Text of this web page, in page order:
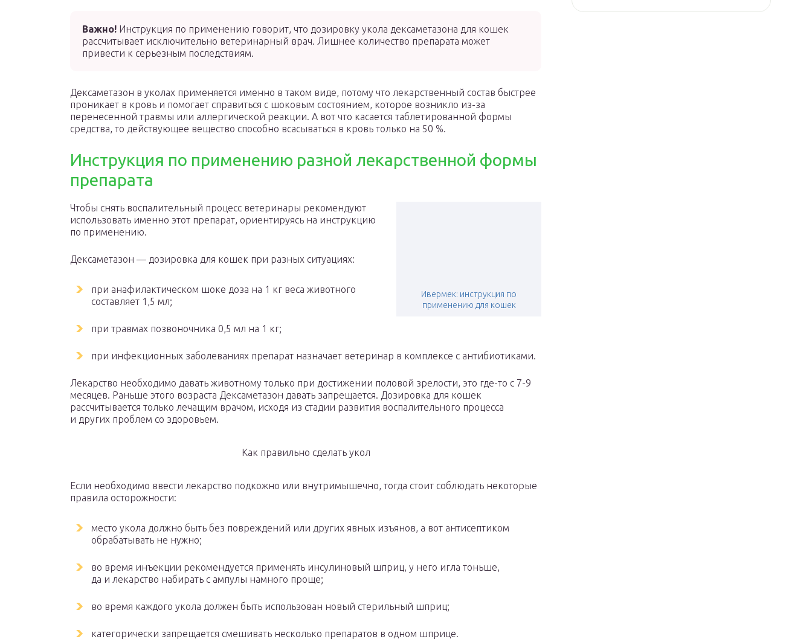
Важно! Инструкция по применению говорит, что дозировку укола дексаметазона для кошек
рассчитывает исключительно ветеринарный врач. Лишнее количество препарата может
привести к серьезным последствиям.
Дексаметазон в уколах применяется именно в таком виде, потому что лекарственный состав быстрее
проникает в кровь и помогает справиться с шоковым состоянием, которое возникло из-за
перенесенной травмы или аллергической реакции. А вот что касается таблетированной формы
средства, то действующее вещество способно всасываться в кровь только на 50 %.
Инструкция по применению разной лекарственной формы
препарата
Ивермек: инструкция по
применению для кошек
Чтобы снять воспалительный процесс ветеринары рекомендуют
использовать именно этот препарат, ориентируясь на инструкцию
по применению.
Дексаметазон — дозировка для кошек при разных ситуациях:
при анафилактическом шоке доза на 1 кг веса животного
составляет 1,5 мл;
при травмах позвоночника 0,5 мл на 1 кг;
при инфекционных заболеваниях препарат назначает ветеринар в комплексе с антибиотиками.
Лекарство необходимо давать животному только при достижении половой зрелости, это где-то с 7-9
месяцев. Раньше этого возраста Дексаметазон давать запрещается. Дозировка для кошек
рассчитывается только лечащим врачом, исходя из стадии развития воспалительного процесса
и других проблем со здоровьем.
Как правильно сделать укол
Если необходимо ввести лекарство подкожно или внутримышечно, тогда стоит соблюдать некоторые
правила осторожности:
место укола должно быть без повреждений или других явных изъянов, а вот антисептиком
обрабатывать не нужно;
во время инъекции рекомендуется применять инсулиновый шприц, у него игла тоньше,
да и лекарство набирать с ампулы намного проще;
во время каждого укола должен быть использован новый стерильный шприц;
категорически запрещается смешивать несколько препаратов в одном шприце.